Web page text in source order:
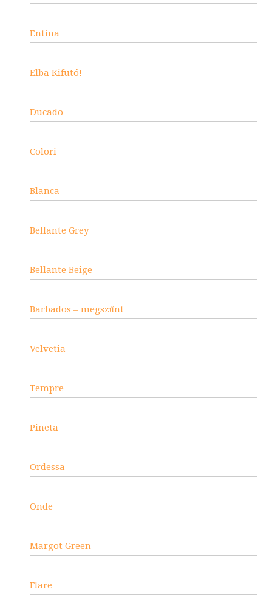
Entina
Elba Kifutó!
Ducado
Colori
Blanca
Bellante Grey
Bellante Beige
Barbados – megszűnt
Velvetia
Tempre
Pineta
Ordessa
Onde
Margot Green
Flare